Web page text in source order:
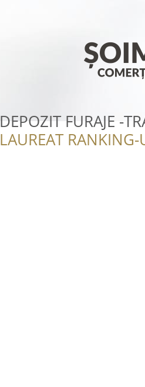
DEPOZIT FURAJE -
LAUREAT